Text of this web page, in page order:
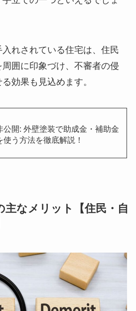
れされている住宅は、住民
囲に印象づけ、不審者の侵
効果も見込めます。
公開: 外壁塗装で助成金・補助金
使う方法を徹底解説！
主なメリット【住民・自